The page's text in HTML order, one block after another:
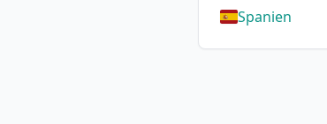
Spanien